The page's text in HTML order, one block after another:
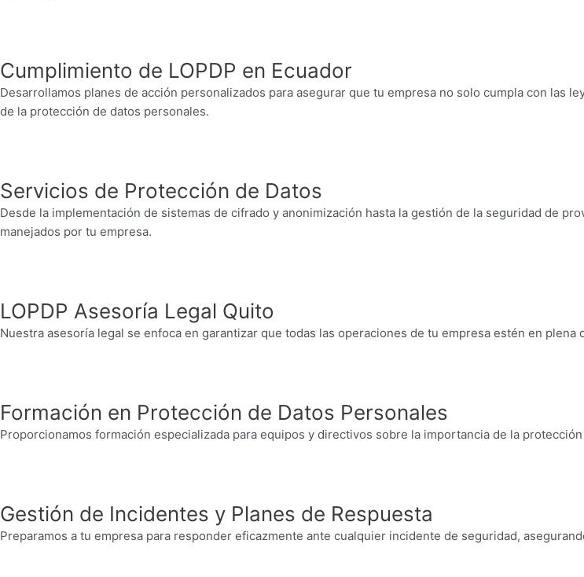
Cumplimiento de LOPDP en Ecuador
Desarrollamos planes de acción personalizados para asegurar que tu empresa no solo cumpla con las
de la protección de datos personales.
Servicios de Protección de Datos
Desde la implementación de sistemas de cifrado y anonimización hasta la gestión de la seguridad de
manejados por tu empresa.
LOPDP Asesoría Legal Quito
Nuestra asesoría legal se enfoca en garantizar que todas las operaciones de tu empresa estén en
Formación en Protección de Datos Personales
Proporcionamos formación especializada para equipos y directivos sobre la importancia de la
Gestión de Incidentes y Planes de Respuesta
Preparamos a tu empresa para responder eficazmente ante cualquier incidente de seguridad,